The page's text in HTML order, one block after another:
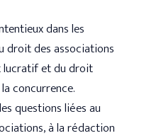
dans les
droit des associations
lucratif et du droit
concurrence.
questions liées au
à la rédaction